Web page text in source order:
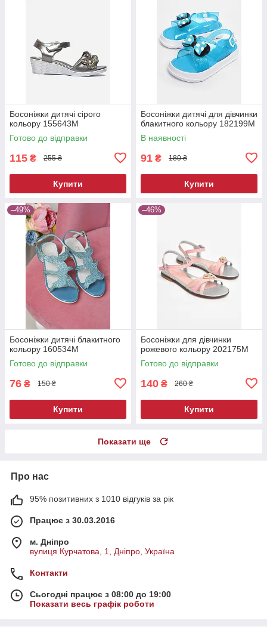
Босоніжки дитячі сірого
кольору 155643M
Готово до відправки
115 ₴ 255 ₴
Купити
Босоніжки дитячі для дівчинки
блакитного кольору 182199M
В наявності
91 ₴ 180 ₴
Купити
–49%
Босоніжки дитячі блакитного
кольору 160534M
Готово до відправки
76 ₴ 150 ₴
Купити
–46%
Босоніжки для дівчинки
рожевого кольору 202175M
Готово до відправки
140 ₴ 260 ₴
Купити
Показати ще
Про нас
95% позитивних з 1010 відгуків за рік
Працює з 30.03.2016
м. Дніпро
вулиця Курчатова, 1, Дніпро, Україна
Контакти
Сьогодні працює з 08:00 до 19:00
Показати весь графік роботи